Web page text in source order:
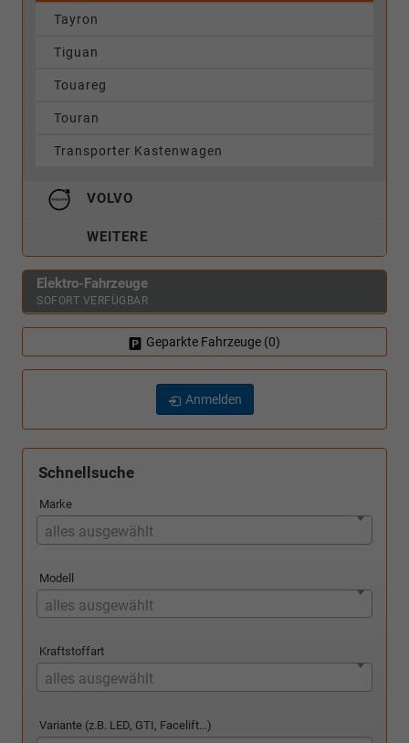
Tayron
Tiguan
Touareg
Touran
Transporter Kastenwagen
VOLVO
WEITERE
Elektro-Fahrzeuge
SOFORT VERFÜGBAR
Geparkte Fahrzeuge (0)
Anmelden
Schnellsuche
Marke
alles ausgewählt
Modell
alles ausgewählt
Kraftstoffart
alles ausgewählt
Variante (z.B. LED, GTI, Facelift...)